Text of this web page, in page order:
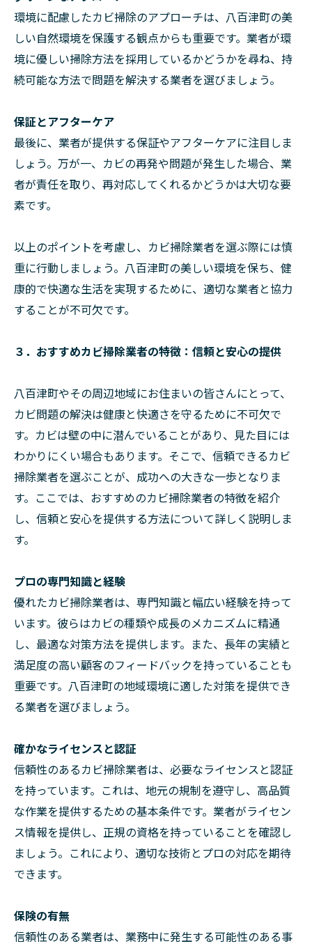
環境に配慮したカビ掃除のアプローチは、八百津町の美
しい自然環境を保護する観点からも重要です。業者が環
境に優しい掃除方法を採用しているかどうかを尋ね、持
続可能な方法で問題を解決する業者を選びましょう。
保証とアフターケア
最後に、業者が提供する保証やアフターケアに注目しま
しょう。万が一、カビの再発や問題が発生した場合、業
者が責任を取り、再対応してくれるかどうかは大切な要
素です。
以上のポイントを考慮し、カビ掃除業者を選ぶ際には慎
重に行動しましょう。八百津町の美しい環境を保ち、健
康的で快適な生活を実現するために、適切な業者と協力
することが不可欠です。
３．おすすめカビ掃除業者の特徴：信頼と安心の提供
八百津町やその周辺地域にお住まいの皆さんにとって、
カビ問題の解決は健康と快適さを守るために不可欠で
す。カビは壁の中に潜んでいることがあり、見た目には
わかりにくい場合もあります。そこで、信頼できるカビ
掃除業者を選ぶことが、成功への大きな一歩となりま
す。ここでは、おすすめのカビ掃除業者の特徴を紹介
し、信頼と安心を提供する方法について詳しく説明しま
す。
プロの専門知識と経験
優れたカビ掃除業者は、専門知識と幅広い経験を持って
います。彼らはカビの種類や成長のメカニズムに精通
し、最適な対策方法を提供します。また、長年の実績と
満足度の高い顧客のフィードバックを持っていることも
重要です。八百津町の地域環境に適した対策を提供でき
る業者を選びましょう。
確かなライセンスと認証
信頼性のあるカビ掃除業者は、必要なライセンスと認証
を持っています。これは、地元の規制を遵守し、高品質
な作業を提供するための基本条件です。業者がライセン
ス情報を提供し、正規の資格を持っていることを確認し
ましょう。これにより、適切な技術とプロの対応を期待
できます。
保険の有無
信頼性のある業者は、業務中に発生する可能性のある事